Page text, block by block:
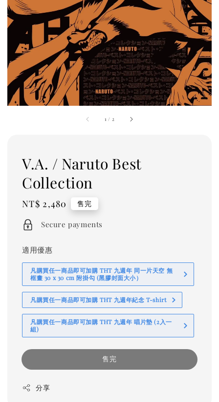
1 / 2
V.A. / Naruto Best
Collection
Regular
price
NT$ 2,480 售完
Secure payments
適用優惠
凡購買任一商品即可加購 THT 九週年 同一片天空 無
框畫 30 x 30 cm 附掛勾 (黑膠封面大小）
凡購買任一商品即可加購 THT 九週年紀念 T-shirt
凡購買任一商品即可加購 THT 九週年 唱片墊 (2入一
組)
售完
分享